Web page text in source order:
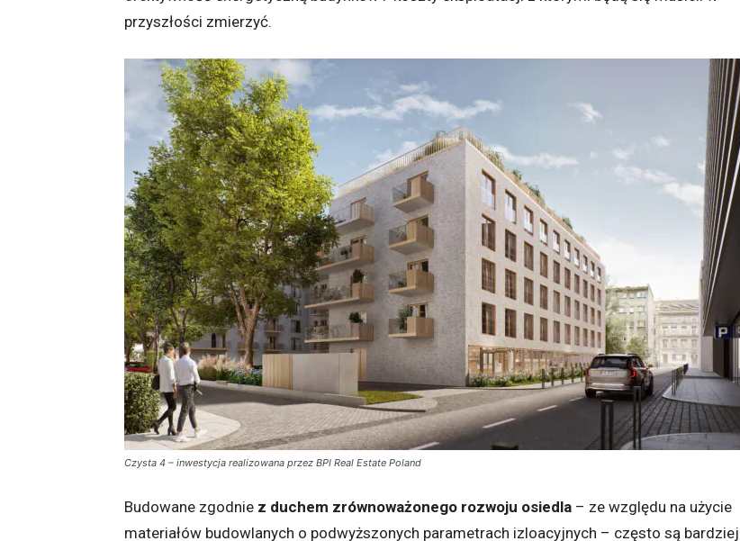
przyszłości zmierzyć.
Czysta 4 – inwestycja realizowana przez BPI Real Estate Poland
Budowane zgodnie z duchem zrównoważonego rozwoju osiedla – ze względu na użycie
materiałów budowlanych o podwyższonych parametrach izloacyjnych – często są bardziej